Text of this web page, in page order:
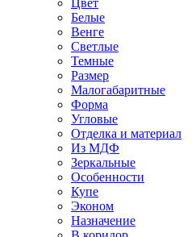
Цвет
Белые
Венге
Светлые
Темные
Размер
Малогабаритные
Форма
Угловые
Отделка и материал
Из МДФ
Зеркальные
Особенности
Купе
Эконом
Назначение